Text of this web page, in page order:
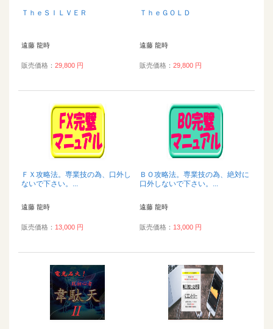
ＴｈｅＳＩＬＶＥＲ
遠藤 龍時
販売価格： 29,800 円
ＴｈｅＧＯＬＤ
遠藤 龍時
販売価格： 29,800 円
ＦＸ攻略法。専業技の為、口外し
ないで下さい。...
遠藤 龍時
販売価格： 13,000 円
ＢＯ攻略法。専業技の為、絶対に
口外しないで下さい。...
遠藤 龍時
販売価格： 13,000 円